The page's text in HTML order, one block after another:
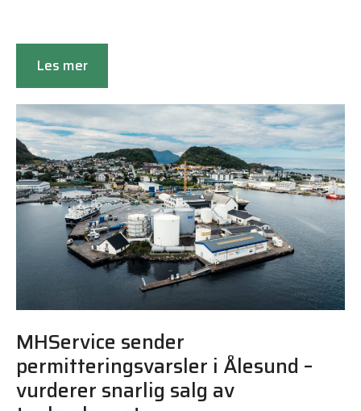
Les mer
MHService sender
permitteringsvarsler i Ålesund –
vurderer snarlig salg av